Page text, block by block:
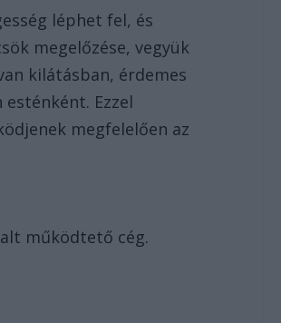
léphet fel, és
megelőzése, vegyük
kilátásban, érdemes
Ezzel
megfelelően az
működtető cég.